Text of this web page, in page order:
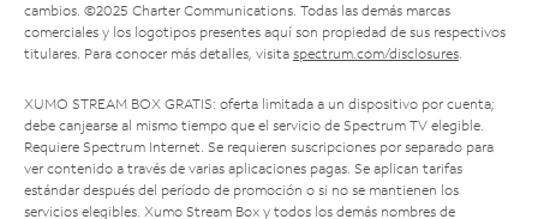
cambios. ©2025 Charter Communications. Todas las demás marcas
comerciales y los logotipos presentes aquí son propiedad de sus respectivos
titulares. Para conocer más detalles, visita spectrum.com/disclosures.
XUMO STREAM BOX GRATIS: oferta limitada a un dispositivo por cuenta;
debe canjearse al mismo tiempo que el servicio de Spectrum TV elegible.
Requiere Spectrum Internet. Se requieren suscripciones por separado para
ver contenido a través de varias aplicaciones pagas. Se aplican tarifas
estándar después del período de promoción o si no se mantienen los
servicios elegibles. Xumo Stream Box y todos los demás nombres de